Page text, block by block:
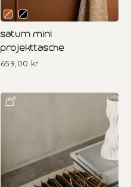
saturn mini
projekttasche
659,00 kr